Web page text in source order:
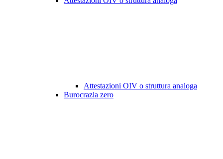
Attestazioni OIV o struttura analoga
Burocrazia zero